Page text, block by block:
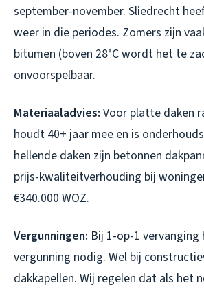
september-november. Sliedrecht
weer in die periodes. Zomers zijn
bitumen (boven 28°C wordt het te
onvoorspelbaar.
Materiaaladvies: Voor platte daken
houdt 40+ jaar mee en is
hellende daken zijn betonnen
prijs-kwaliteitverhouding bij
€340.000 WOZ.
Vergunningen: Bij 1-op-1 vervanging
vergunning nodig. Wel bij
dakkapellen. Wij regelen dat als het